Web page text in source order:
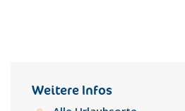
Weitere Infos